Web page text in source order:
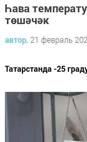
Һава
төшәчәк
автор, 21 февраль
Татарстанда -25